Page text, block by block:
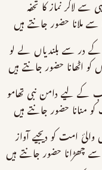
سے لاکر نماز کا تحفہ
سے ملانا حضور جانتے ہیں
کے در سے بلندیاں لے لو
اٹھانا حضور جانتے ہیں
لیے دامن نبی تھامو
منانا حضور جانتے ہیں
والئ امت کو دیجیے آواز
چھڑانا حضور جانتے ہیں